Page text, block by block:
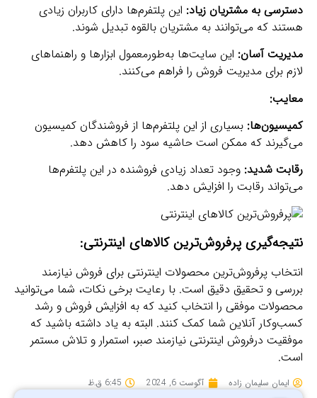
دسترسی به مشتریان زیاد: این پلتفرم‌ها دارای کاربران زیادی
هستند که می‌توانند به مشتریان بالقوه تبدیل شوند.
مدیریت آسان: این سایت‌ها به‌طورمعمول ابزارها و راهنماهای
لازم برای مدیریت فروش را فراهم می‌کنند.
معایب:
کمیسیون‌ها: بسیاری از این پلتفرم‌ها از فروشندگان کمیسیون
می‌گیرند که ممکن است حاشیه سود را کاهش دهد.
رقابت شدید: وجود تعداد زیادی فروشنده در این پلتفرم‌ها
می‌تواند رقابت را افزایش دهد.
نتیجه‌گیری پرفروش‌ترین کالاهای اینترنتی:
انتخاب پرفروش‌ترین محصولات اینترنتی برای فروش نیازمند
بررسی و تحقیق دقیق است. با رعایت برخی نکات، شما می‌توانید
محصولات موفقی را انتخاب کنید که به افزایش فروش و رشد
کسب‌وکار آنلاین شما کمک کنند. البته به یاد داشته باشید که
موفقیت درفروش اینترنتی نیازمند صبر، استمرار و تلاش مستمر
است.
ایمان سلیمان زاده آگوست 6, 2024 6:45 ق.ظ